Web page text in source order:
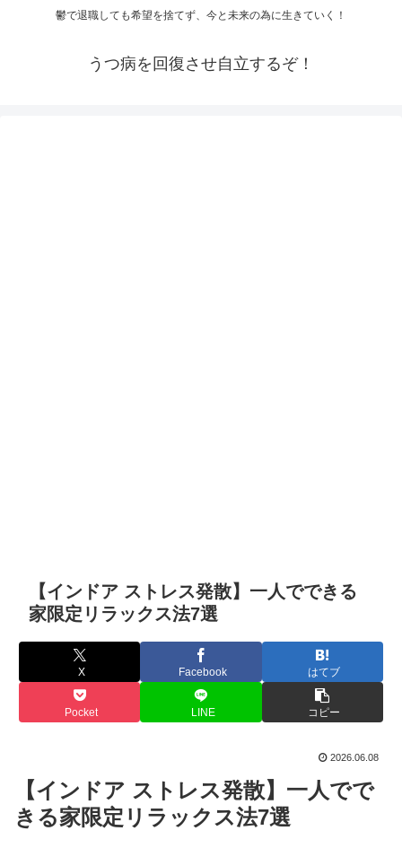
鬱で退職しても希望を捨てず、今と未来の為に生きていく！
うつ病を回復させ自立するぞ！
【インドア ストレス発散】一人でできる
家限定リラックス法7選
X Facebook はてブ
Pocket LINE コピー
2026.06.08
【インドア ストレス発散】一人でで
きる家限定リラックス法7選